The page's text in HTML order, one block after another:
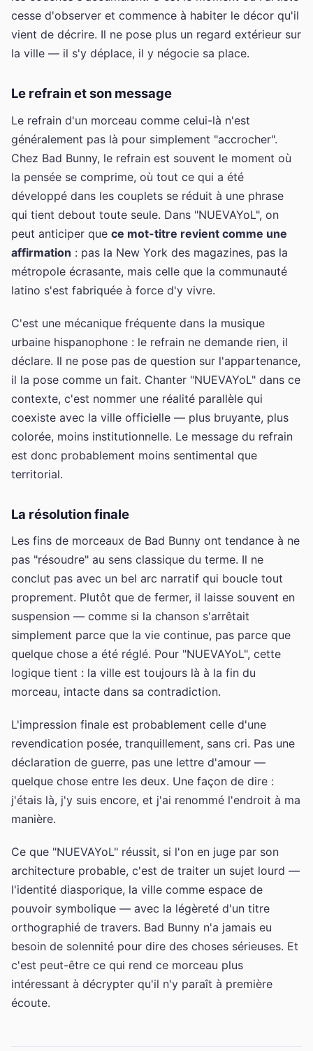
cesse d'observer et commence à habiter le décor qu'il
vient de décrire. Il ne pose plus un regard extérieur sur
la ville — il s'y déplace, il y négocie sa place.
Le refrain et son message
Le refrain d'un morceau comme celui-là n'est
généralement pas là pour simplement "accrocher".
Chez Bad Bunny, le refrain est souvent le moment où
la pensée se comprime, où tout ce qui a été
développé dans les couplets se réduit à une phrase
qui tient debout toute seule. Dans "NUEVAYoL", on
peut anticiper que ce mot-titre revient comme une
affirmation : pas la New York des magazines, pas la
métropole écrasante, mais celle que la communauté
latino s'est fabriquée à force d'y vivre.
C'est une mécanique fréquente dans la musique
urbaine hispanophone : le refrain ne demande rien, il
déclare. Il ne pose pas de question sur l'appartenance,
il la pose comme un fait. Chanter "NUEVAYoL" dans ce
contexte, c'est nommer une réalité parallèle qui
coexiste avec la ville officielle — plus bruyante, plus
colorée, moins institutionnelle. Le message du refrain
est donc probablement moins sentimental que
territorial.
La résolution finale
Les fins de morceaux de Bad Bunny ont tendance à ne
pas "résoudre" au sens classique du terme. Il ne
conclut pas avec un bel arc narratif qui boucle tout
proprement. Plutôt que de fermer, il laisse souvent en
suspension — comme si la chanson s'arrêtait
simplement parce que la vie continue, pas parce que
quelque chose a été réglé. Pour "NUEVAYoL", cette
logique tient : la ville est toujours là à la fin du
morceau, intacte dans sa contradiction.
L'impression finale est probablement celle d'une
revendication posée, tranquillement, sans cri. Pas une
déclaration de guerre, pas une lettre d'amour —
quelque chose entre les deux. Une façon de dire :
j'étais là, j'y suis encore, et j'ai renommé l'endroit à ma
manière.
Ce que "NUEVAYoL" réussit, si l'on en juge par son
architecture probable, c'est de traiter un sujet lourd —
l'identité diasporique, la ville comme espace de
pouvoir symbolique — avec la légèreté d'un titre
orthographié de travers. Bad Bunny n'a jamais eu
besoin de solennité pour dire des choses sérieuses. Et
c'est peut-être ce qui rend ce morceau plus
intéressant à décrypter qu'il n'y paraît à première
écoute.